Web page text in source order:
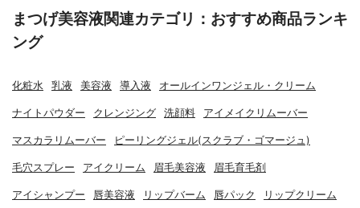
まつげ美容液関連カテゴリ：おすすめ商品ランキ
ング
化粧水 乳液 美容液 導入液 オールインワンジェル・クリーム
ナイトパウダー クレンジング 洗顔料 アイメイクリムーバー
マスカラリムーバー ピーリングジェル(スクラブ・ゴマージュ)
毛穴スプレー アイクリーム 眉毛美容液 眉毛育毛剤
アイシャンプー 唇美容液 リップバーム 唇パック リップクリーム